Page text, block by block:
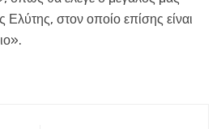
στον οποίο επίσης είναι